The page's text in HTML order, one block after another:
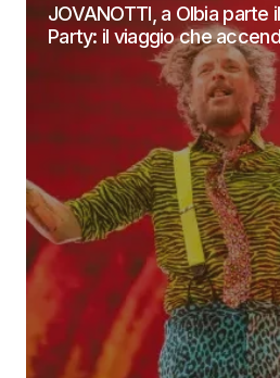
JOVANOTTI, a Olbia parte
Party: il viaggio che